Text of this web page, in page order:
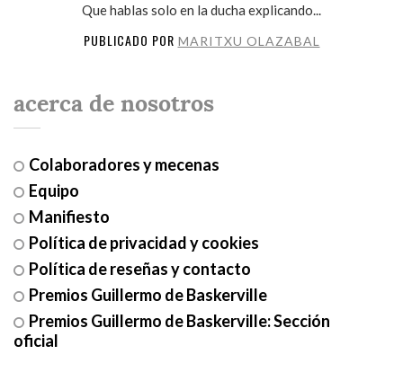
Que hablas solo en la ducha explicando...
PUBLICADO POR MARITXU OLAZABAL
acerca de nosotros
Colaboradores y mecenas
Equipo
Manifiesto
Política de privacidad y cookies
Política de reseñas y contacto
Premios Guillermo de Baskerville
Premios Guillermo de Baskerville: Sección
oficial